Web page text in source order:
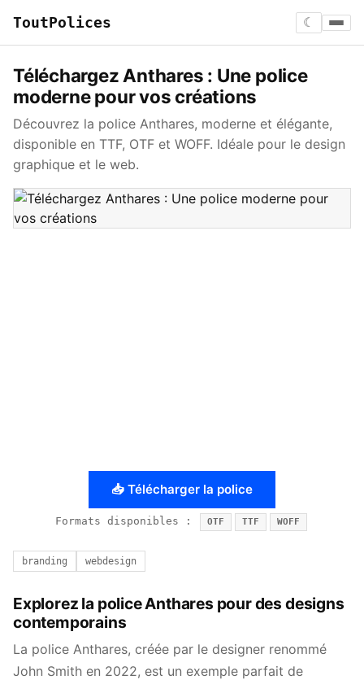
ToutPolices ☾
Téléchargez Anthares : Une police
moderne pour vos créations
Découvrez la police Anthares, moderne et élégante,
disponible en TTF, OTF et WOFF. Idéale pour le design
graphique et le web.
📥 Télécharger la police
Formats disponibles : OTF TTF WOFF
branding webdesign
Explorez la police Anthares pour des designs
contemporains
La police Anthares, créée par le designer renommé
John Smith en 2022, est un exemple parfait de